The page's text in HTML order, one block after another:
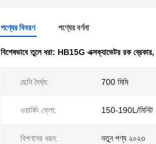
পণ্যের বিবরণ পণ্যের বর্ণনা
বিশেষভাবে তুলে ধরা: HB15G এক্সক্যাভেটর রক ব্রেকার,
ছেনি দৈর্ঘ্য: 700 মিমি
ওয়ার্কিং ফ্লো: 150-190L/মিনিট
বিপণনের ধরন: নতুন পণ্য ২০২৩